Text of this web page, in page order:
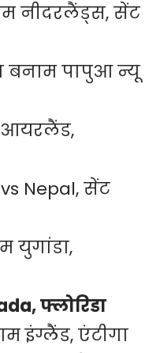
नीदरलैंड्स, सेंट
बनाम पापुआ न्यू
Nepal, सेंट
युगांडा,
फ्लोरिडा
इंग्लैंड, एंटीगा